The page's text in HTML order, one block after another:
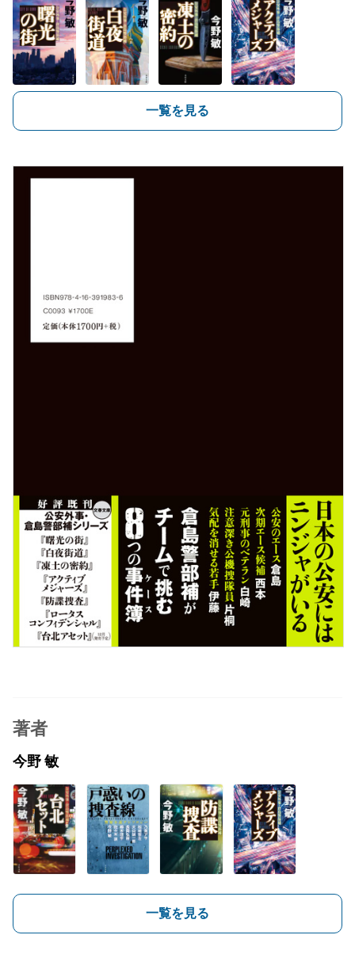
一覧を見る
著者
今野 敏
一覧を見る